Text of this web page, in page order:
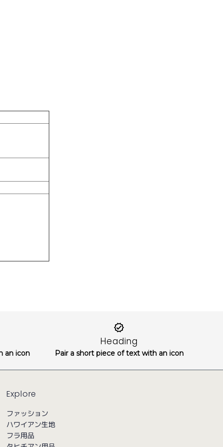
an icon
Heading
Pair a short piece of text with an icon
Explore
ファッション
ハワイアン生地
フラ用品